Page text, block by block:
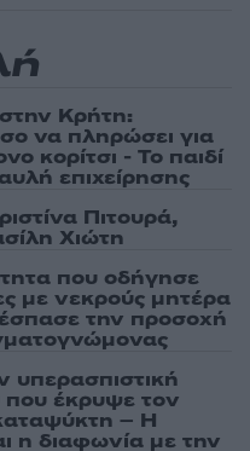
Κρήτη:
να πληρώσει για
κορίτσι - Το παιδί
επιχείρησης
Πιτουρά,
Χιώτη
που οδήγησε
με νεκρούς μητέρα
την προσοχή
έκρυψε τον
– Η
η διαφωνία με την